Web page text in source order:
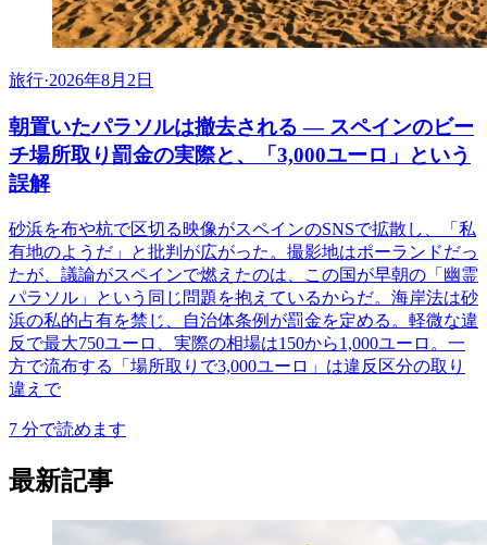
旅行·2026年8月2日
朝置いたパラソルは撤去される ― スペインのビー
チ場所取り罰金の実際と、「3,000ユーロ」という
誤解
砂浜を布や杭で区切る映像がスペインのSNSで拡散し、「私
有地のようだ」と批判が広がった。撮影地はポーランドだっ
たが、議論がスペインで燃えたのは、この国が早朝の「幽霊
パラソル」という同じ問題を抱えているからだ。海岸法は砂
浜の私的占有を禁じ、自治体条例が罰金を定める。軽微な違
反で最大750ユーロ、実際の相場は150から1,000ユーロ。一
方で流布する「場所取りで3,000ユーロ」は違反区分の取り
違えで
7 分で読めます
最新記事